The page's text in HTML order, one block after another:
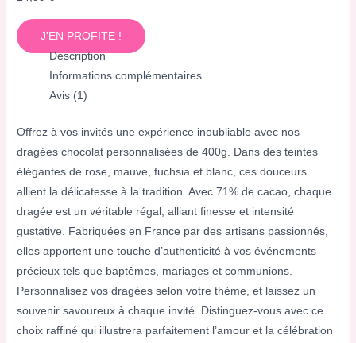
J'EN PROFITE !
Description
Informations complémentaires
Avis (1)
Offrez à vos invités une expérience inoubliable avec nos
dragées chocolat personnalisées de 400g. Dans des teintes
élégantes de rose, mauve, fuchsia et blanc, ces douceurs
allient la délicatesse à la tradition. Avec 71% de cacao, chaque
dragée est un véritable régal, alliant finesse et intensité
gustative. Fabriquées en France par des artisans passionnés,
elles apportent une touche d’authenticité à vos événements
précieux tels que baptêmes, mariages et communions.
Personnalisez vos dragées selon votre thème, et laissez un
souvenir savoureux à chaque invité. Distinguez-vous avec ce
choix raffiné qui illustrera parfaitement l’amour et la célébration